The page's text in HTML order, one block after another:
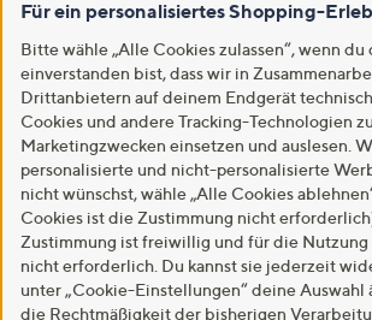
Für ein personalisiertes Shopping-
Bitte wähle „Alle Cookies zulassen“, wenn du
einverstanden bist, dass wir in
Drittanbietern auf deinem Endgerät
Cookies und andere Tracking-Technologien
Marketingzwecken einsetzen und auslesen.
personalisierte und nicht-personalisierte
nicht wünschst, wähle „Alle Cookies
Cookies ist die Zustimmung nicht
Zustimmung ist freiwillig und für die
nicht erforderlich. Du kannst sie jederzeit
unter „Cookie-Einstellungen“ deine Auswahl
die Rechtmäßigkeit der bisherigen